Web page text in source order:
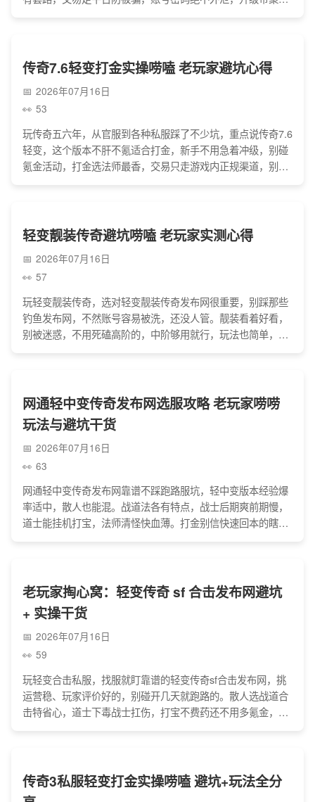
传奇7.6轻变打金实操唠嗑 老玩家避坑心得
2026年07月16日
53
玩传奇五六年，从官服到各种私服踩了不少坑，重点说传奇7.6
轻变，这个版本不肝不氪适合打金，新手不用急着冲级，别碰
氪金活动，打金选法师最香，交易只走游戏内正规渠道，别场
轻变靓装传奇避坑唠嗑 老玩家实测心得
2026年07月16日
57
玩轻变靓装传奇，选对轻变靓装传奇发布网很重要，别踩那些
钓鱼发布网，不然账号容易被洗，还没人管。靓装看着好看，
别被迷惑，不用死磕高阶的，中阶够用就行，玩法也简单，上
网通轻中变传奇发布网选服攻略 老玩家唠唠
玩法与避坑干货
2026年07月16日
63
网通轻中变传奇发布网靠谱不踩跑路服坑，轻中变版本经验爆
率适中，散人也能混。战道法各有特点，战士后期爽前期慢，
道士能挂机打宝，法师清怪快血薄。打金别信快速回本的瞎
老玩家掏心窝：轻变传奇 sf 合击发布网避坑
+ 实操干货
2026年07月16日
59
玩轻变合击私服，找服就盯靠谱的轻变传奇sf合击发布网，挑
运营稳、玩家评价好的，别碰开几天就跑路的。散人选战道合
击特省心，道士下毒战士扛伤，打宝不费药还不用多氪金，小
传奇3私服轻变打金实操唠嗑 避坑+玩法全分